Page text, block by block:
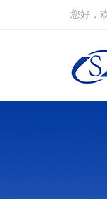
您好，